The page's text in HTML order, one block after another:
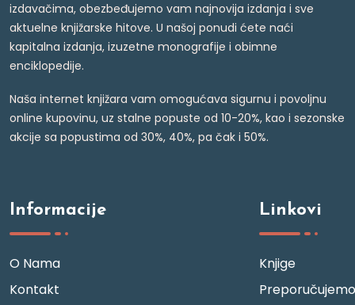
izdavačima, obezbeđujemo vam najnovija izdanja i sve
aktuelne knjižarske hitove. U našoj ponudi ćete naći
kapitalna izdanja, izuzetne monografije i obimne
enciklopedije.
Naša internet knjižara vam omogućava sigurnu i povoljnu
online kupovinu, uz stalne popuste od 10-20%, kao i sezonske
akcije sa popustima od 30%, 40%, pa čak i 50%.
Informacije
O Nama
Kontakt
Linkovi
Knjige
Preporučujemo